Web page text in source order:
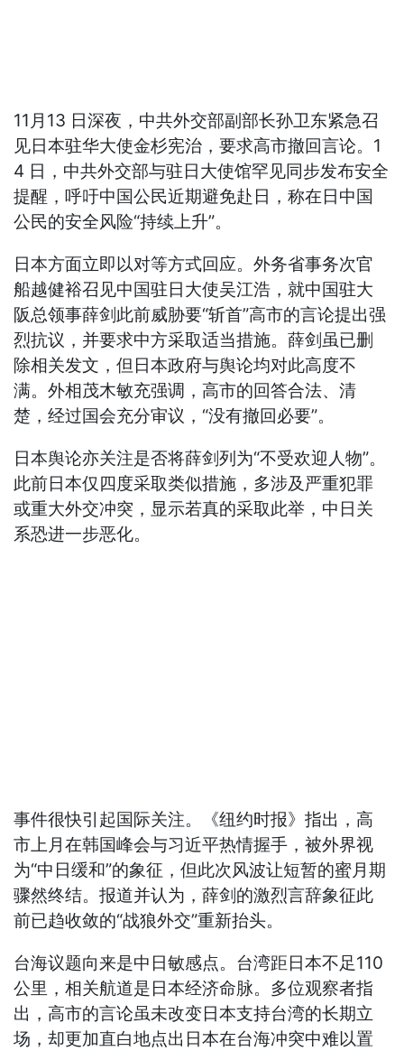
11月13 日深夜，中共外交部副部长孙卫东紧急召
见日本驻华大使金杉宪治，要求高市撤回言论。1
4 日，中共外交部与驻日大使馆罕见同步发布安全
提醒，呼吁中国公民近期避免赴日，称在日中国
公民的安全风险“持续上升”。
日本方面立即以对等方式回应。外务省事务次官
船越健裕召见中国驻日大使吴江浩，就中国驻大
阪总领事薛剑此前威胁要“斩首”高市的言论提出强
烈抗议，并要求中方采取适当措施。薛剑虽已删
除相关发文，但日本政府与舆论均对此高度不
满。外相茂木敏充强调，高市的回答合法、清
楚，经过国会充分审议，“没有撤回必要”。
日本舆论亦关注是否将薛剑列为“不受欢迎人物”。
此前日本仅四度采取类似措施，多涉及严重犯罪
或重大外交冲突，显示若真的采取此举，中日关
系恐进一步恶化。
事件很快引起国际关注。《纽约时报》指出，高
市上月在韩国峰会与习近平热情握手，被外界视
为“中日缓和”的象征，但此次风波让短暂的蜜月期
骤然终结。报道并认为，薛剑的激烈言辞象征此
前已趋收敛的“战狼外交”重新抬头。
台海议题向来是中日敏感点。台湾距日本不足110
公里，相关航道是日本经济命脉。多位观察者指
出，高市的言论虽未改变日本支持台湾的长期立
场，却更加直白地点出日本在台海冲突中难以置